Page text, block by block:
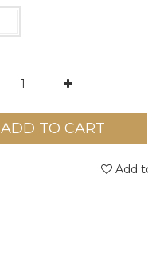
ADD TO CART
Add